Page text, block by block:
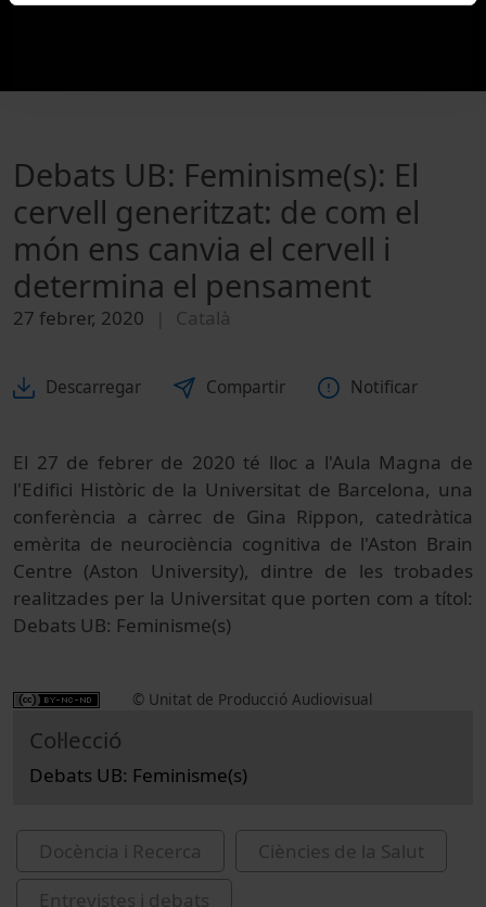
Debats UB: Feminisme(s): El
cervell generitzat: de com el
món ens canvia el cervell i
determina el pensament
27 febrer, 2020 Català
Descarregar Compartir Notificar
El 27 de febrer de 2020 té lloc a l'Aula Magna de
l'Edifici Històric de la Universitat de Barcelona, una
conferència a càrrec de Gina Rippon, catedràtica
emèrita de neurociència cognitiva de l'Aston Brain
Centre (Aston University), dintre de les trobades
realitzades per la Universitat que porten com a títol:
Debats UB: Feminisme(s)
© Unitat de Producció Audiovisual
Col·lecció
Debats UB: Feminisme(s)
Docència i Recerca
Ciències de la Salut
Entrevistes i debats